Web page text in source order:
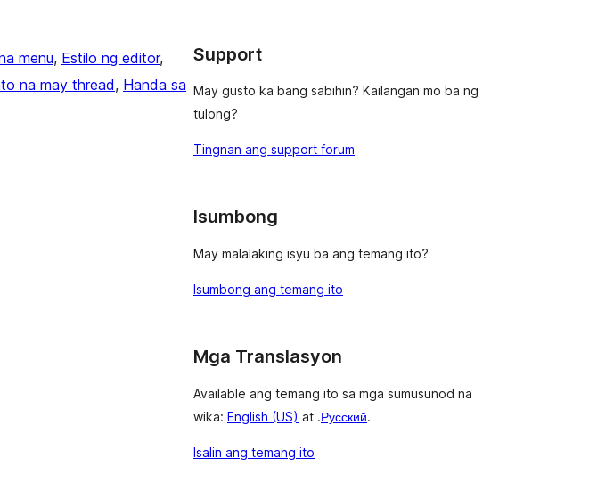
menu, Estilo ng editor
na may thread, Handa sa
Support
May gusto ka bang sabihin? Kailangan mo ba ng
tulong?
Tingnan ang support forum
Isumbong
May malalaking isyu ba ang temang ito?
Isumbong ang temang ito
Mga Translasyon
Available ang temang ito sa mga sumusunod na
wika: English (US) at .Русский.
Isalin ang temang ito